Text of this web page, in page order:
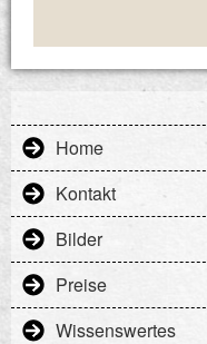
Home
Kontakt
Bilder
Preise
Wissenswertes